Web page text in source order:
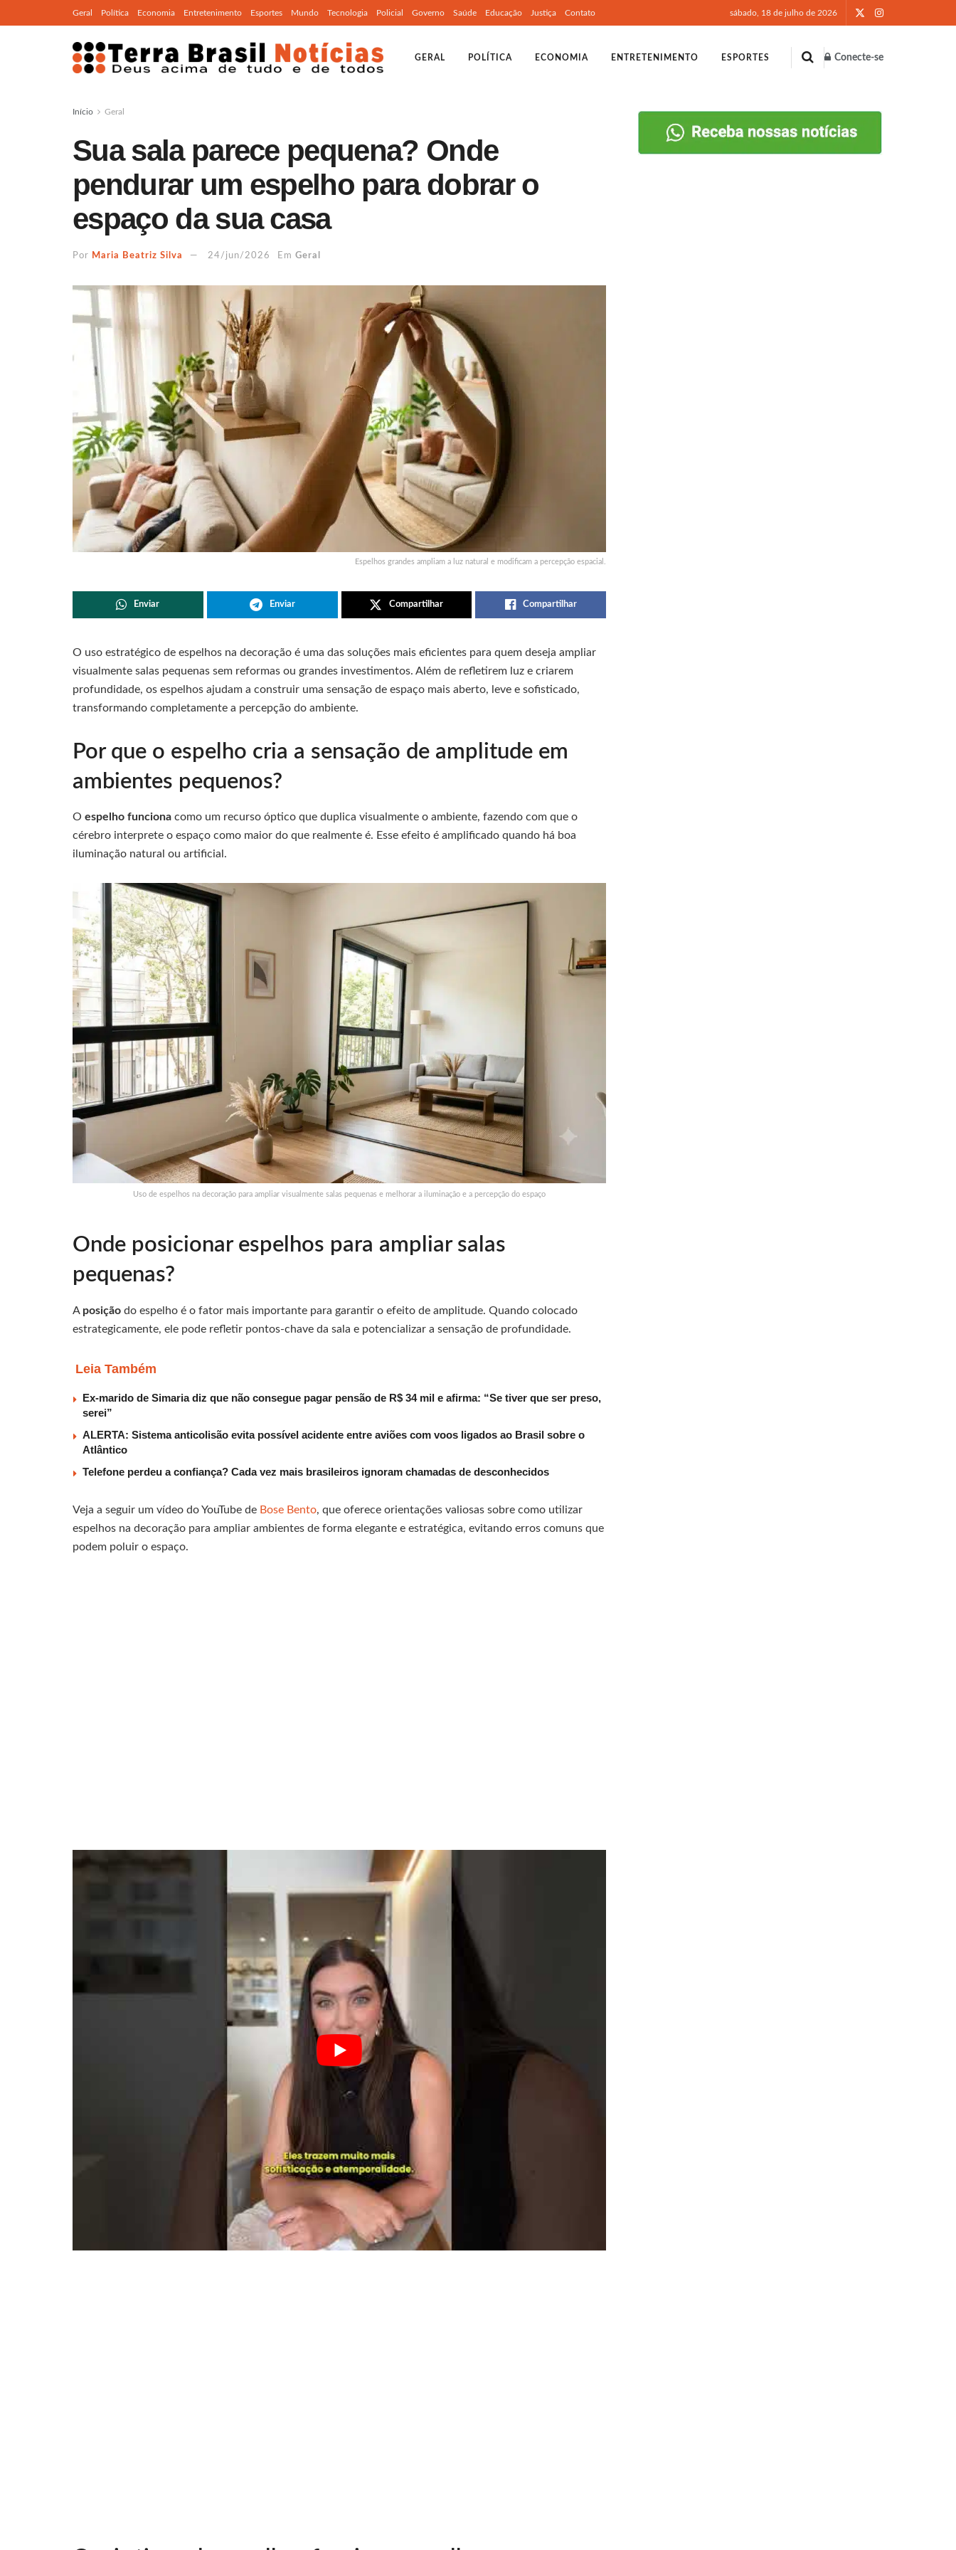
Geral Política Economia Entretenimento Esportes Mundo Tecnologia Policial Governo Saúde Educação Justiça Contato sábado, 18 de julho de 2026
GERAL POLÍTICA ECONOMIA ENTRETENIMENTO ESPORTES Conecte-se
Início Geral
Sua sala parece pequena? Onde
pendurar um espelho para dobrar o
espaço da sua casa
Por Maria Beatriz Silva 24/jun/2026 Em Geral
Espelhos grandes ampliam a luz natural e modificam a percepção espacial.
Enviar Enviar Compartilhar Compartilhar
O uso estratégico de espelhos na decoração é uma das soluções mais eficientes para quem deseja ampliar
visualmente salas pequenas sem reformas ou grandes investimentos. Além de refletirem luz e criarem
profundidade, os espelhos ajudam a construir uma sensação de espaço mais aberto, leve e sofisticado,
transformando completamente a percepção do ambiente.
Por que o espelho cria a sensação de amplitude em
ambientes pequenos?
O espelho funciona como um recurso óptico que duplica visualmente o ambiente, fazendo com que o
cérebro interprete o espaço como maior do que realmente é. Esse efeito é amplificado quando há boa
iluminação natural ou artificial.
Uso de espelhos na decoração para ampliar visualmente salas pequenas e melhorar a iluminação e a percepção do espaço
Onde posicionar espelhos para ampliar salas
pequenas?
A posição do espelho é o fator mais importante para garantir o efeito de amplitude. Quando colocado
estrategicamente, ele pode refletir pontos-chave da sala e potencializar a sensação de profundidade.
Leia Também
Ex-marido de Simaria diz que não consegue pagar pensão de R$ 34 mil e afirma: “Se tiver que ser preso,
serei”
ALERTA: Sistema anticolisão evita possível acidente entre aviões com voos ligados ao Brasil sobre o
Atlântico
Telefone perdeu a confiança? Cada vez mais brasileiros ignoram chamadas de desconhecidos
Veja a seguir um vídeo do YouTube de Bose Bento, que oferece orientações valiosas sobre como utilizar
espelhos na decoração para ampliar ambientes de forma elegante e estratégica, evitando erros comuns que
podem poluir o espaço.